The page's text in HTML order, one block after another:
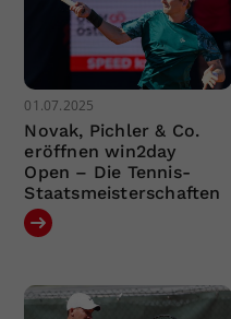
01.07.2025
Novak, Pichler & Co.
eröffnen win2day
Open – Die Tennis-
Staatsmeisterschaften